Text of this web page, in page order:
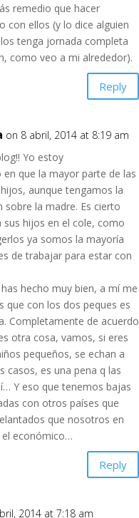
remedio que hacer
con ellos (y lo dice alguien
tenga jornada completa
como veo a mi alrededor).
Reply
on 8 abril, 2014 at 8:19 am
Yo estoy
que la mayor parte de las
aunque tengamos la
sobre la madre. Es cierto
sus hijos en el cole, como
ya somos la mayoría
de trabajar para estar con
hecho muy bien, a mí me
que con los dos peques es
Completamente de acuerdo
otra cosa, vamos, si eres
pequeños, se echan a
casos, es una pena q las
Y eso que tenemos bajas
con otros países que
que nosotros en
económico…
Reply
2014 at 7:18 am